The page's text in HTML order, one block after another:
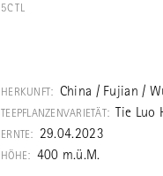
5CTL
Tieluohan,
"Eiserner
berühmten
Sidamingcong.
HERKUNFT: China / Fujian /
TEEPFLANZENVARIETÄT: Tie Luo
ERNTE: 29.04.2023
HÖHE: 400 m.ü.M.